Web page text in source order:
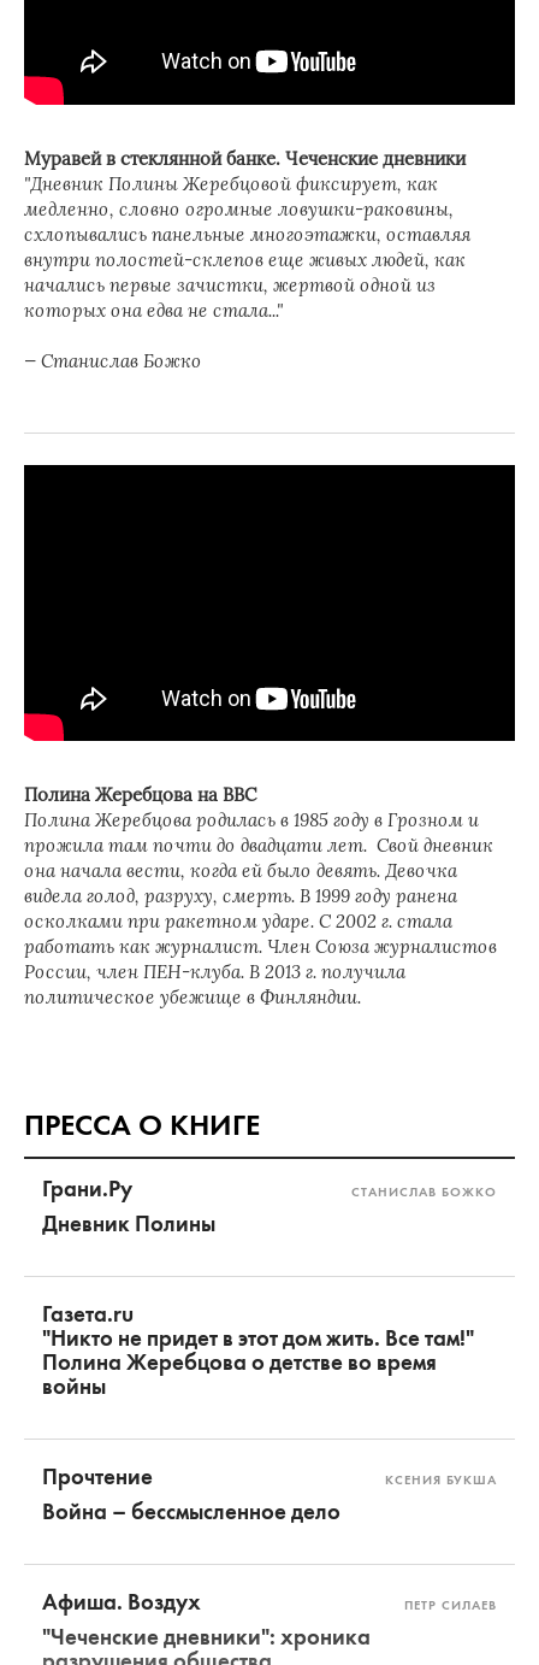
Муравей в стеклянной банке. Чеченские дневники
"Дневник Полины Жеребцовой фиксирует, как
медленно, словно огромные ловушки-раковины,
схлопывались панельные многоэтажки, оставляя
внутри полостей-склепов еще живых людей, как
начались первые зачистки, жертвой одной из
которых она едва не стала..."
— Станислав Божко
Полина Жеребцова на BBC
Полина Жеребцова родилась в 1985 году в Грозном и
прожила там почти до двадцати лет. Свой дневник
она начала вести, когда ей было девять. Девочка
видела голод, разруху, смерть. В 1999 году ранена
осколками при ракетном ударе. С 2002 г. стала
работать как журналист. Член Союза журналистов
России, член ПЕН-клуба. В 2013 г. получила
политическое убежище в Финляндии.
ПРЕССА О КНИГЕ
Грани.Ру СТАНИСЛАВ БОЖКО
Дневник Полины
Газета.ru
"Никто не придет в этот дом жить. Все там!"
Полина Жеребцова о детстве во время
войны
Прочтение КСЕНИЯ БУКША
Война – бессмысленное дело
Афиша. Воздух ПЕТР СИЛАЕВ
"Чеченские дневники": хроника